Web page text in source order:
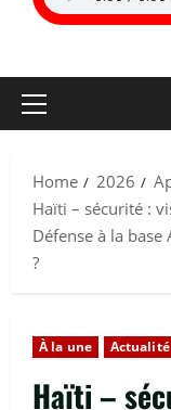
Primary
Home 2026
Haïti – sécurité :
Défense à la
?
À la une Actualité
Haïti –